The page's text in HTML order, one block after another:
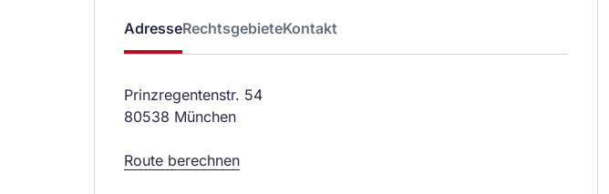
AdresseRechtsgebieteKontakt
Prinzregentenstr. 54
80538 München
Route berechnen